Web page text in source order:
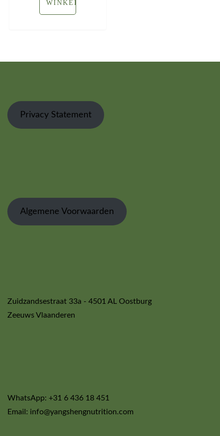
WINKELWAGEN
Privacy Statement
Algemene Voorwaarden
Zuidzandsestraat 33a - 4501 AL Oostburg
Zeeuws Vlaanderen
WhatsApp: +31 6 436 18 451
Email: info@yangshengnutrition.com